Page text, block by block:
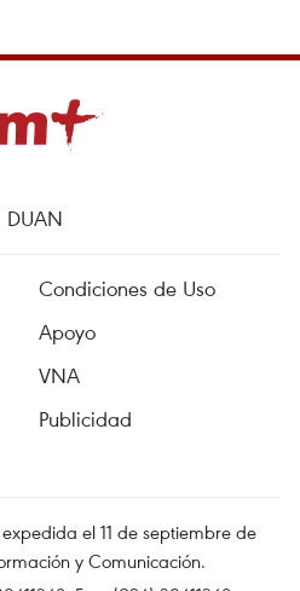
DUAN
Condiciones de Uso
Apoyo
VNA
Publicidad
el 11 de septiembre de
y Comunicación.